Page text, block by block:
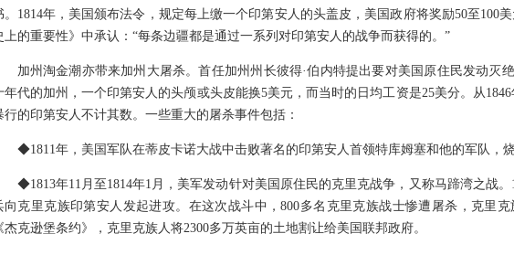
。1814年，美国颁布法令，规定每上缴一个印第安人的头盖皮，美国政府将奖励50至100
上的重要性》中承认：“每条边疆都是通过一系列对印第安人的战争而获得的。”
加州淘金潮亦带来加州大屠杀。首任加州州长彼得·伯内特提出要对美国原住民发动灭
年代的加州，一个印第安人的头颅或头皮能换5美元，而当时的日均工资是25美分。从
行的印第安人不计其数。一些重大的屠杀事件包括：
◆1811年，美国军队在蒂皮卡诺大战中击败著名的印第安人首领特库姆塞和他的军队，
◆1813年11月至1814年1月，美军发动针对美国原住民的克里克战争，又称马蹄湾之战
向克里克族印第安人发起进攻。在这次战斗中，800多名克里克族战士惨遭屠杀，克里
杰克逊堡条约》，克里克族人将2300多万英亩的土地割让给美国联邦政府。